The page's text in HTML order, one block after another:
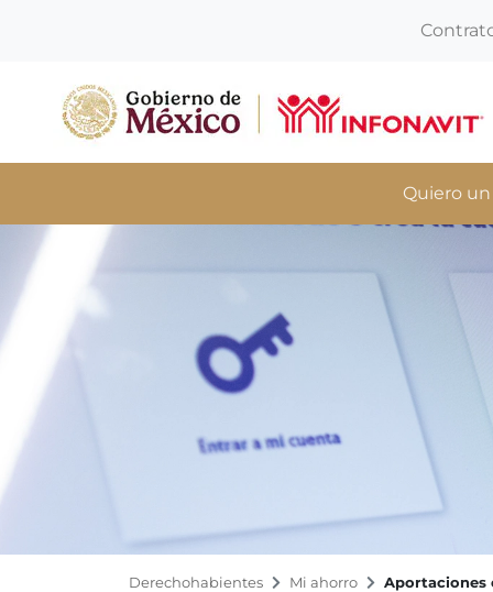
Quiero
Derechohabientes Mi ahorro Aportaciones